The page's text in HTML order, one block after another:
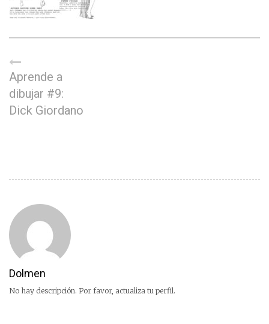
Aprende a
dibujar #9:
Dick Giordano
Dolmen
No hay descripción. Por favor, actualiza tu perfil.